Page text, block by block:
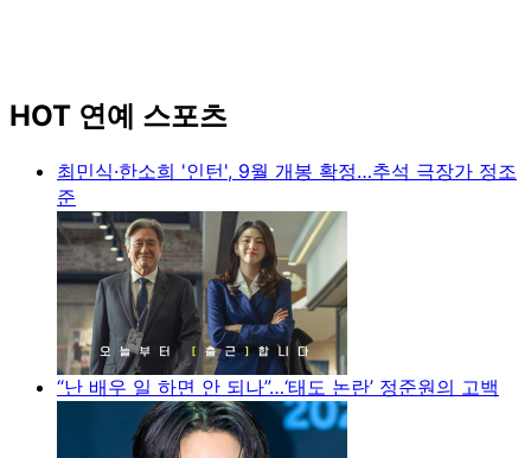
HOT 연예 스포츠
최민식·한소희 '인턴', 9월 개봉 확정…추석 극장가 정조
준
“난 배우 일 하면 안 되나”…‘태도 논란’ 정준원의 고백